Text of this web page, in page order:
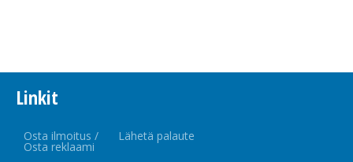
Linkit
Osta ilmoitus /
Osta reklaami
Lähetä palaute